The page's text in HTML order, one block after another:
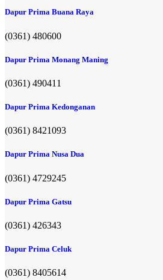
Dapur Prima Buana Raya
(0361) 480600
Dapur Prima Monang Maning
(0361) 490411​
Dapur Prima Kedonganan
(0361) 8421093
Dapur Prima Nusa Dua
(0361) 4729245
Dapur Prima Gatsu
(0361) 426343
Dapur Prima Celuk
(0361) 8405614